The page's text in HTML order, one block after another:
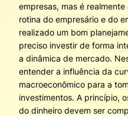
empresas, mas é
rotina do empresário e do
realizado um bom
preciso investir de forma
a dinâmica de mercado.
entender a influência da
macroeconômico para a
investimentos. A princípio,
do dinheiro devem ser